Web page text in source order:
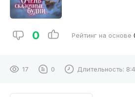
0 Рейтинг на основе
17 0 Длительность: